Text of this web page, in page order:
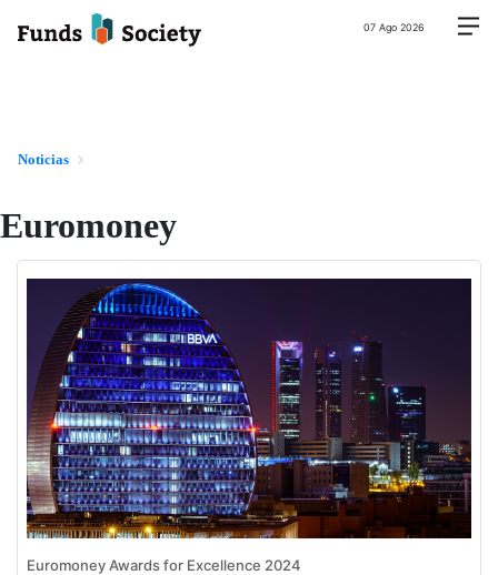
07 Ago 2026
Noticias
Euromoney
Euromoney Awards for Excellence 2024